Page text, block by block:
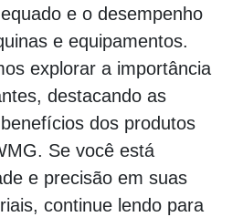
e o desempenho
e equipamentos.
explorar a importância
destacando as
dos produtos
Se você está
e precisão em suas
continue lendo para